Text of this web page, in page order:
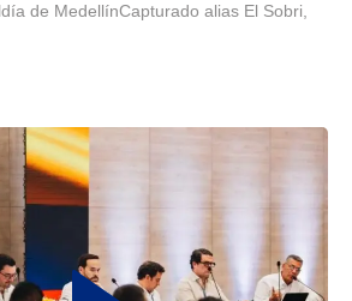
de MedellínCapturado alias El Sobri,